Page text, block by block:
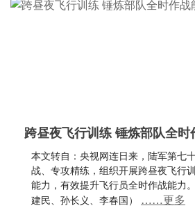
跨昼夜飞行训练 锤炼部队全时
本文转自：央视网连日来，陆军第七
战、专攻精练，组织开展跨昼夜飞行
能力，有效提升飞行员全时作战能力
建民、孙长义、李春国） ……更多